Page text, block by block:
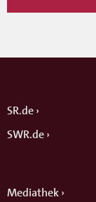
SR.de
SWR.de
Mediathek